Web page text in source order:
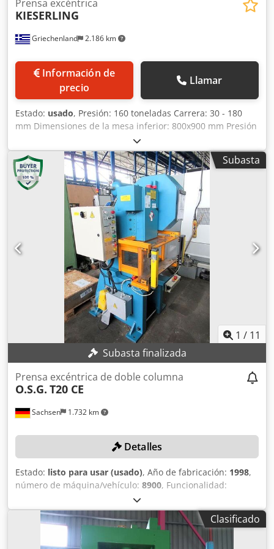
Griechenland 2.186 km
Prensa excéntrica
KIESERLING
Información de
precio
Llamar
Estado: usado, Presión: 160 toneladas Carrera: 30 - 180
mm Dimensiones de la mesa inferior: 800x900 mm Presión
de retorno: CON PRESIÓN DE RETORNO Características
técnicas: CON EMBRAGUE DE AIRE Dkodpj Dviwjfx Algor
Nuevo sistema eléctrico
Subasta
1 / 11
Subasta finalizada
Sachsen 1.732 km
Prensa excéntrica de doble columna
O.S.G. T20 CE
Detalles
Estado: listo para usar (usado), Año de fabricación: 1998,
número de máquina/vehículo: 8900, Funcionalidad:
, fuerza de prensado:
60 mm, profundidad de garganta:176 mm, ajuste del
émbolo:55 mm , frecuencia de golpes (máx.):155 r/min,
DETALLES TÉCNICOS Presión nominal: 20 t Número de
Clasificado